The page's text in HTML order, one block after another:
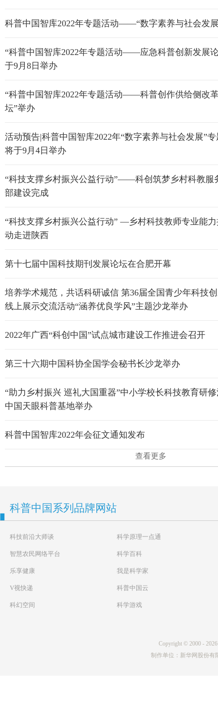
科普中国智库2022年专题活动——“数字素养与社会发
“科普中国智库2022年专题活动——应急科普创新发展
于9月8日举办
“科普中国智库2022年专题活动——科普创作供给侧改
坛”举办
活动预告|科普中国智库2022年“数字素养与社会发展”
将于9月4日举办
“科技支撑乡村振兴公益行动”——科创筑梦乡村科教服
部建设完成
“科技支撑乡村振兴公益行动” —乡村科技教师专业能
动走进陕西
第十七届中国科技期刊发展论坛在合肥开幕
培养学术规范，共话科研诚信 第36届全国青少年科技
线上展示交流活动“涵养优良学风”主题沙龙举办
2022年广西“科创中国”试点城市建设工作推进会召开
第三十六期中国科协全国学会秘书长沙龙举办
“助力乡村振兴 巡礼大国重器”中小学校长科技教育研
中国天眼科普基地举办
科普中国智库2022年会征文通知发布
查看更多
科普中国系列品牌网站
科技前沿大师谈 科学原理一点通
智慧农民网络平台 科学百科
乐享健康 我是科学家
V视快递 科普中国云
科幻空间 科学游戏
Copyright © 2000 -
制作单位：新华网股份